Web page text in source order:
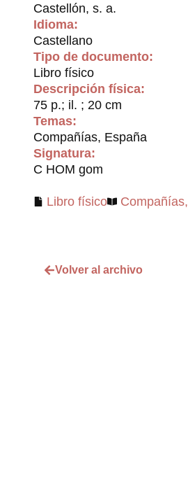
Castellón, s. a.
Idioma:
Castellano
Tipo de documento:
Libro físico
Descripción física:
75 p.; il. ; 20 cm
Temas:
Compañías, España
Signatura:
C HOM gom
Libro físico Compañías,
Volver al archivo